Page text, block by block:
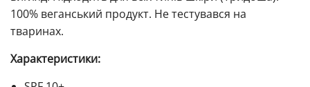
100% веганський продукт. Не тестувався на
тваринах.
Характеристики: